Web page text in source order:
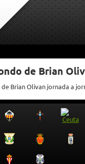
de Brian
Brian Olivan jornada a